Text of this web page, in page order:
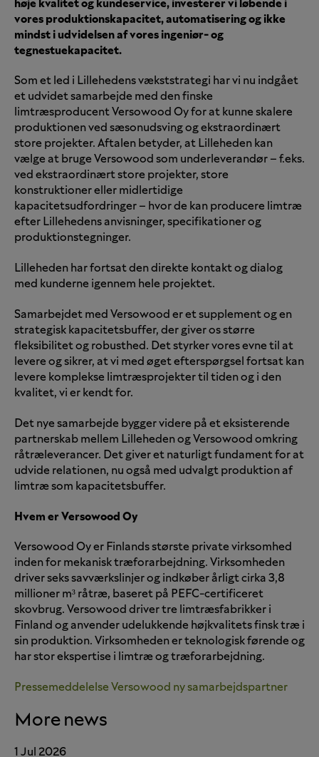
høje kvalitet og kundeservice, investerer vi løbende i
vores produktionskapacitet, automatisering og ikke
mindst i udvidelsen af vores ingeniør- og
tegnestuekapacitet.
Som et led i Lillehedens vækststrategi har vi nu indgået
et udvidet samarbejde med den finske
limtræsproducent Versowood Oy for at kunne skalere
produktionen ved sæsonudsving og ekstraordinært
store projekter. Aftalen betyder, at Lilleheden kan
vælge at bruge Versowood som underleverandør – f.eks.
ved ekstraordinært store projekter, store
konstruktioner eller midlertidige
kapacitetsudfordringer – hvor de kan producere limtræ
efter Lillehedens anvisninger, specifikationer og
produktionstegninger.
Lilleheden har fortsat den direkte kontakt og dialog
med kunderne igennem hele projektet.
Samarbejdet med Versowood er et supplement og en
strategisk kapacitetsbuffer, der giver os større
fleksibilitet og robusthed. Det styrker vores evne til at
levere og sikrer, at vi med øget efterspørgsel fortsat kan
levere komplekse limtræsprojekter til tiden og i den
kvalitet, vi er kendt for.
Det nye samarbejde bygger videre på et eksisterende
partnerskab mellem Lilleheden og Versowood omkring
råtræleverancer. Det giver et naturligt fundament for at
udvide relationen, nu også med udvalgt produktion af
limtræ som kapacitetsbuffer.
Hvem er Versowood Oy
Versowood Oy er Finlands største private virksomhed
inden for mekanisk træforarbejdning. Virksomheden
driver seks savværkslinjer og indkøber årligt cirka 3,8
millioner m³ råtræ, baseret på PEFC-certificeret
skovbrug. Versowood driver tre limtræsfabrikker i
Finland og anvender udelukkende højkvalitets finsk træ i
sin produktion. Virksomheden er teknologisk førende og
har stor ekspertise i limtræ og træforarbejdning.
Pressemeddelelse Versowood ny samarbejdspartner
More news
1 Jul 2026